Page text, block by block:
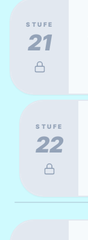
STUFE
21
STUFE
22